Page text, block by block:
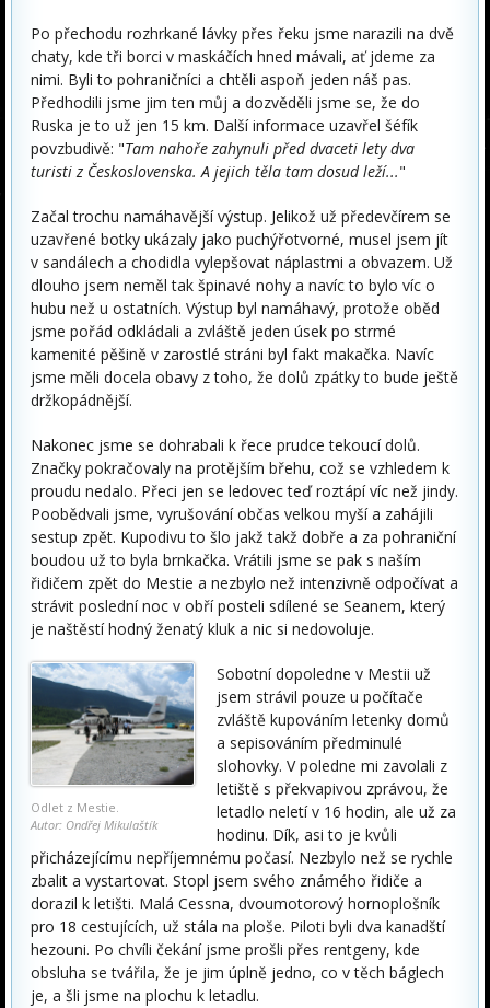
Po přechodu rozhrkané lávky přes řeku jsme narazili na dvě
chaty, kde tři borci v maskáčích hned mávali, ať jdeme za
nimi. Byli to pohraničníci a chtěli aspoň jeden náš pas.
Předhodili jsme jim ten můj a dozvěděli jsme se, že do
Ruska je to už jen 15 km. Další informace uzavřel šéfík
povzbudivě: "Tam nahoře zahynuli před dvaceti lety dva
turisti z Československa. A jejich těla tam dosud leží..."
Začal trochu namáhavější výstup. Jelikož už předevčírem se
uzavřené botky ukázaly jako puchýřotvorné, musel jsem jít
v sandálech a chodidla vylepšovat náplastmi a obvazem. Už
dlouho jsem neměl tak špinavé nohy a navíc to bylo víc o
hubu než u ostatních. Výstup byl namáhavý, protože oběd
jsme pořád odkládali a zvláště jeden úsek po strmé
kamenité pěšině v zarostlé stráni byl fakt makačka. Navíc
jsme měli docela obavy z toho, že dolů zpátky to bude ještě
držkopádnější.
Nakonec jsme se dohrabali k řece prudce tekoucí dolů.
Značky pokračovaly na protějším břehu, což se vzhledem k
proudu nedalo. Přeci jen se ledovec teď roztápí víc než jindy.
Poobědvali jsme, vyrušování občas velkou myší a zahájili
sestup zpět. Kupodivu to šlo jakž takž dobře a za pohraniční
boudou už to byla brnkačka. Vrátili jsme se pak s naším
řidičem zpět do Mestie a nezbylo než intenzivně odpočívat a
strávit poslední noc v obří posteli sdílené se Seanem, který
je naštěstí hodný ženatý kluk a nic si nedovoluje.
Odlet z Mestie.
Autor: Ondřej Mikulaštík
Sobotní dopoledne v Mestii už
jsem strávil pouze u počítače
zvláště kupováním letenky domů
a sepisováním předminulé
slohovky. V poledne mi zavolali z
letiště s překvapivou zprávou, že
letadlo neletí v 16 hodin, ale už za
hodinu. Dík, asi to je kvůli
přicházejícímu nepříjemnému počasí. Nezbylo než se rychle
zbalit a vystartovat. Stopl jsem svého známého řidiče a
dorazil k letišti. Malá Cessna, dvoumotorový hornoplošník
pro 18 cestujících, už stála na ploše. Piloti byli dva kanadští
hezouni. Po chvíli čekání jsme prošli přes rentgeny, kde
obsluha se tvářila, že je jim úplně jedno, co v těch báglech
je, a šli jsme na plochu k letadlu.